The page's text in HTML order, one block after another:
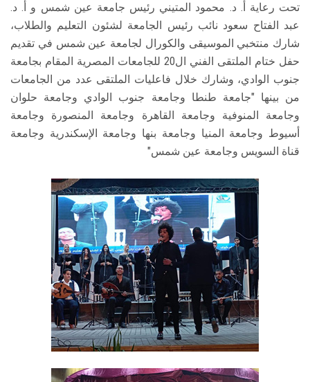
تحت رعاية أ. د. محمود المتيني رئيس جامعة عين شمس و أ. د.
عبد الفتاح سعود نائب رئيس الجامعة لشئون التعليم والطلاب،
شارك منتخبي الموسيقى والكورال لجامعة عين شمس في تقديم
حفل ختام الملتقى الفني ال20 للجامعات المصرية المقام بجامعة
جنوب الوادي، وشارك خلال فاعليات الملتقى عدد من الجامعات
من بينها "جامعة طنطا وجامعة جنوب الوادي وجامعة حلوان
وجامعة المنوفية وجامعة القاهرة وجامعة المنصورة وجامعة
أسيوط وجامعة المنيا وجامعة بنها وجامعة الإسكندرية وجامعة
قناة السويس وجامعة عين شمس"